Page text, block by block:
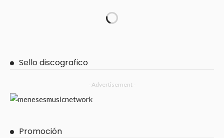
Sello discografico
- Advertisement -
Promoción